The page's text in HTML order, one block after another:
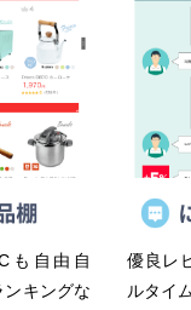
も自由自
キングな
優良レ
ルタイ